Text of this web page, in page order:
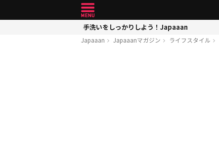
手洗いをしっかりしよう！Japaaan
Japaaan Japaaanマガジン ライフスタイル